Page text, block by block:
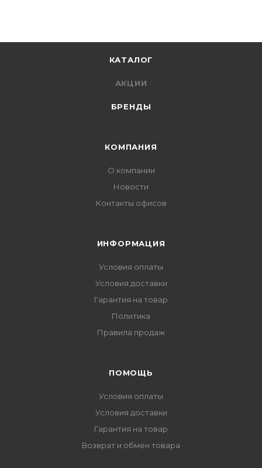
КАТАЛОГ
АКЦИИ
БРЕНДЫ
КОМПАНИЯ
О компании
Новости
Контакты офисов
ИНФОРМАЦИЯ
Условия оплаты
Условия доставки
Гарантия на товар
Политика
Правила продаж
ПОМОЩЬ
Условия оплаты
Условия доставки
Гарантия на товар
Возврат и обмен товара